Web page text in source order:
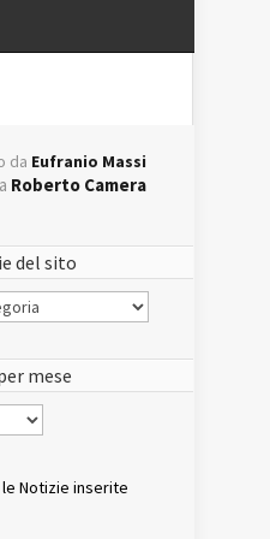
da Eufranio Massi
Roberto Camera
del sito
mese
Notizie inserite